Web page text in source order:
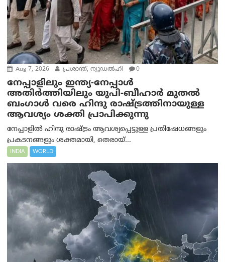
Aug 7, 2026 പ്രശാന്ത്, ന്യൂഡല്‍ഹി 0
നേപ്പാളിലും ഇന്ത്യ-നേപ്പാൾ
അതിർത്തിയിലും യുപി-ബീഹാർ മുതൽ
ബംഗാൾ വരെ ഹിന്ദു രാഷ്ട്രത്തിനായുള്ള
ആവശ്യം ശക്തി പ്രാപിക്കുന്നു
നേപ്പാളിൽ ഹിന്ദു രാഷ്ട്രം ആവശ്യപ്പെട്ടുള്ള പ്രതിഷേധങ്ങളും
പ്രകടനങ്ങളും ശക്തമായി, തെരായ്...
INDIA WORLD